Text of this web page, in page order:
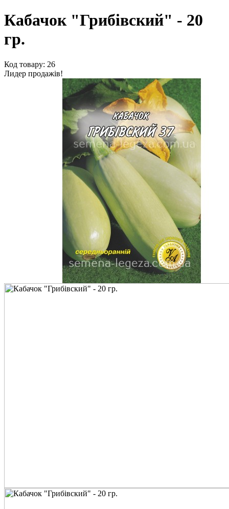
Кабачок "Грибівский" - 20
гр.
Код товару: 26
Лидер продажів!